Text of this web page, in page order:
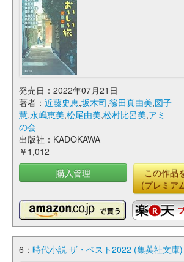
発売日：2022年07月21日
著者： 近藤史恵,坂木司,篠田真由美,図子
慧,永嶋恵美,松尾由美,松村比呂美,アミ
の会
出版社：KADOKAWA
￥1,012
購入管理
この作品
(プレミア
6： 時代小説 ザ・ベスト2022 (集英社文庫)